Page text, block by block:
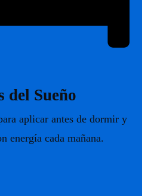
del Sueño
aplicar antes de dormir y
energía cada mañana.